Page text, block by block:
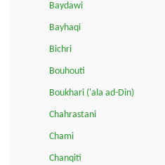
Baydawi
Bayhaqi
Bichri
Bouhouti
Boukhari ('ala ad-Din)
Chahrastani
Chami
Chanqiti